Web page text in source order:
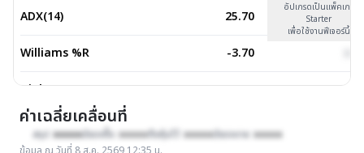
ADX(14) 25.70
Williams %R -3.70
Highs(14) 19.80
อัปเกรดเป็นแพ็คเกจ
Starter
เพื่อใช้งานฟีเจอร์นี้
ค่าเฉลี่ยเคลื่อนที่
สรุป :xxxxxมีแรงซื้อ :xxxxxถือหุ้นไว้ :xxxxxมีแรงขาย :xxxxx